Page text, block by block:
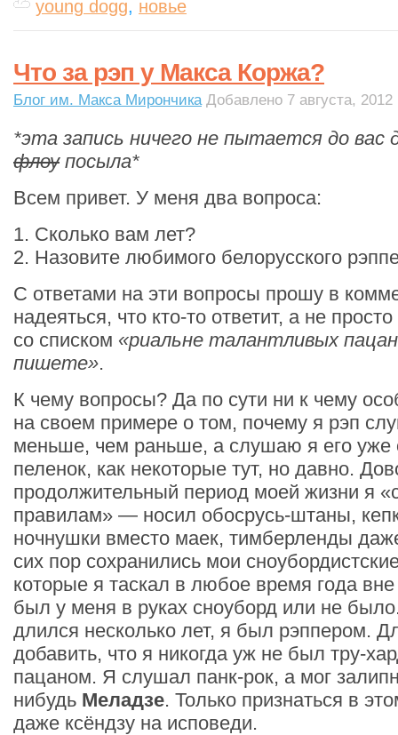
young dogg, новье
Что за рэп у Макса Коржа?
Блог им. Макса МирончикаДобавлено 7 августа, 2012
*эта запись ничего не пытается до вас
флоупосыла*
Всем привет. У меня два вопроса:
1. Сколько вам лет?
2. Назовите любимого белорусского
С ответами на эти вопросы прошу в
надеяться, что кто-то ответит, а не
со списком «риальне талантливых
пишете».
К чему вопросы? Да по сути ни к чему
на своем примере о том, почему я рэп
меньше, чем раньше, а слушаю я его уже
пеленок, как некоторые тут, но давно.
продолжительный период моей жизни я
правилам» — носил обосрусь-штаны,
ночнушки вместо маек, тимберленды
сих пор сохранились мои
которые я таскал в любое время года вне
был у меня в руках сноуборд или не
длился несколько лет, я был рэппером.
добавить, что я никогда уж не был тру-
пацаном. Я слушал панк-рок, а мог
нибудь Меладзе. Только признаться в
даже ксёндзу на исповеди.